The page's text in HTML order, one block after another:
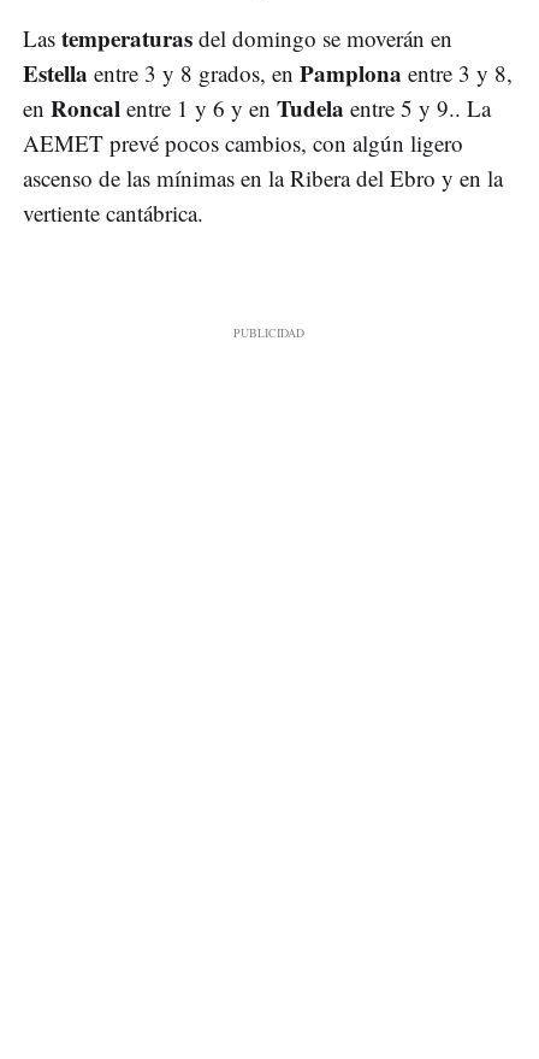
Las temperaturas del domingo se moverán en
Estella entre 3 y 8 grados, en Pamplona entre 3 y 8,
en Roncal entre 1 y 6 y en Tudela entre 5 y 9.. La
AEMET prevé pocos cambios, con algún ligero
ascenso de las mínimas en la Ribera del Ebro y en la
vertiente cantábrica.